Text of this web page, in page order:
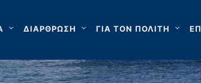
ΔΙΑΡΘΡΩΣΗ ΓΙΑ ΤΟΝ ΠΟΛΙΤΗ